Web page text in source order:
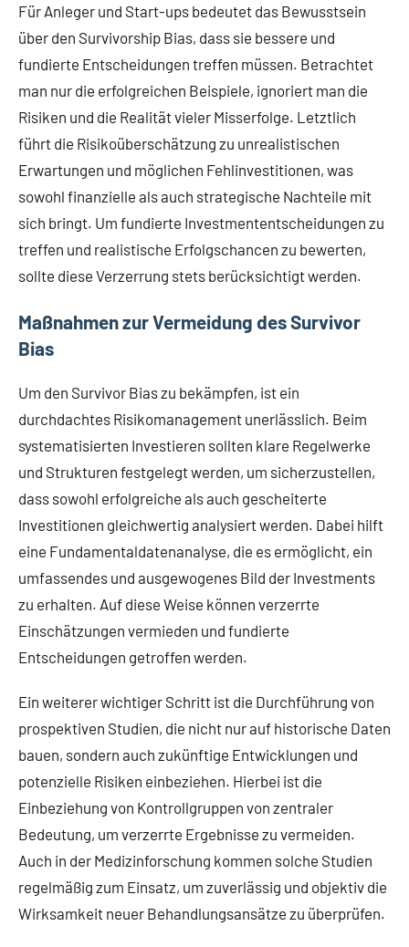
Für Anleger und Start-ups bedeutet das Bewusstsein
über den Survivorship Bias, dass sie bessere und
fundierte Entscheidungen treffen müssen. Betrachtet
man nur die erfolgreichen Beispiele, ignoriert man die
Risiken und die Realität vieler Misserfolge. Letztlich
führt die Risikoüberschätzung zu unrealistischen
Erwartungen und möglichen Fehlinvestitionen, was
sowohl finanzielle als auch strategische Nachteile mit
sich bringt. Um fundierte Investmententscheidungen zu
treffen und realistische Erfolgschancen zu bewerten,
sollte diese Verzerrung stets berücksichtigt werden.
Maßnahmen zur Vermeidung des Survivor
Bias
Um den Survivor Bias zu bekämpfen, ist ein
durchdachtes Risikomanagement unerlässlich. Beim
systematisierten Investieren sollten klare Regelwerke
und Strukturen festgelegt werden, um sicherzustellen,
dass sowohl erfolgreiche als auch gescheiterte
Investitionen gleichwertig analysiert werden. Dabei hilft
eine Fundamentaldatenanalyse, die es ermöglicht, ein
umfassendes und ausgewogenes Bild der Investments
zu erhalten. Auf diese Weise können verzerrte
Einschätzungen vermieden und fundierte
Entscheidungen getroffen werden.
Ein weiterer wichtiger Schritt ist die Durchführung von
prospektiven Studien, die nicht nur auf historische Daten
bauen, sondern auch zukünftige Entwicklungen und
potenzielle Risiken einbeziehen. Hierbei ist die
Einbeziehung von Kontrollgruppen von zentraler
Bedeutung, um verzerrte Ergebnisse zu vermeiden.
Auch in der Medizinforschung kommen solche Studien
regelmäßig zum Einsatz, um zuverlässig und objektiv die
Wirksamkeit neuer Behandlungsansätze zu überprüfen.